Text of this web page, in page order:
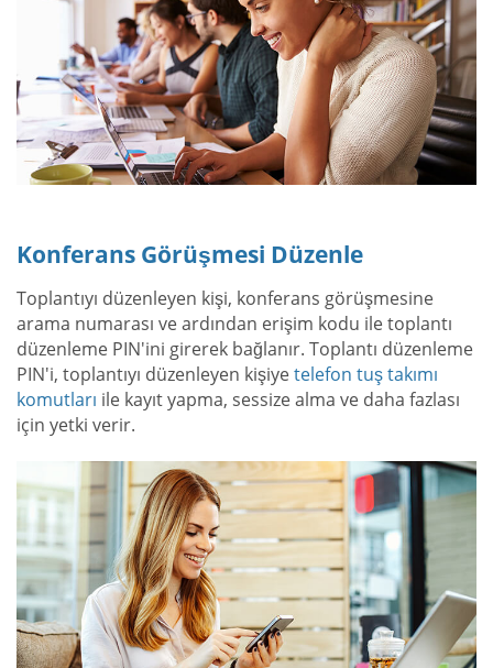
Konferans Görüşmesi Düzenle
Toplantıyı düzenleyen kişi, konferans görüşmesine
arama numarası ve ardından erişim kodu ile toplantı
düzenleme PIN'ini girerek bağlanır. Toplantı düzenleme
PIN'i, toplantıyı düzenleyen kişiyetelefon tuş takımı
komutları ile kayıt yapma, sessize alma ve daha fazlası
için yetki verir.